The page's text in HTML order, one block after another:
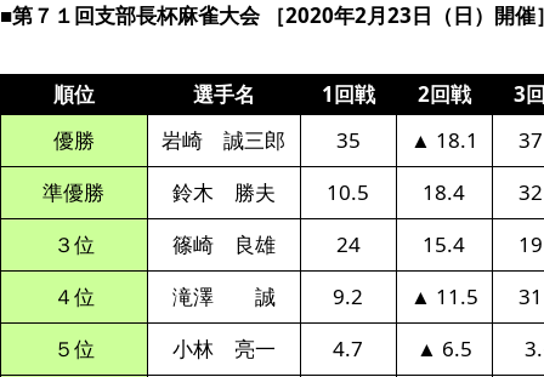
■第７１回支部長杯麻雀大会 ［2020年2月23日（日）開催
順位 選手名 1回戦 2回戦
3
優勝
岩崎 誠三郎 35 ▲ 18.1
準優勝
鈴木 勝夫 10.5 18.4
３位
篠崎 良雄 24 15.4
４位
滝澤 誠 9.2 ▲ 11.5
５位
小林 亮一 4.7 ▲ 6.5